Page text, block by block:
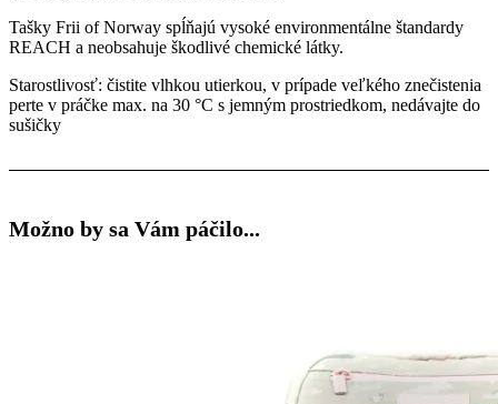
Tašky Frii of Norway spĺňajú vysoké environmentálne štandardy
REACH a neobsahuje škodlivé chemické látky.
Starostlivosť: čistite vlhkou utierkou, v prípade veľkého znečistenia
perte v práčke max. na 30 °C s jemným prostriedkom, nedávajte do
sušičky
Možno by sa Vám páčilo...